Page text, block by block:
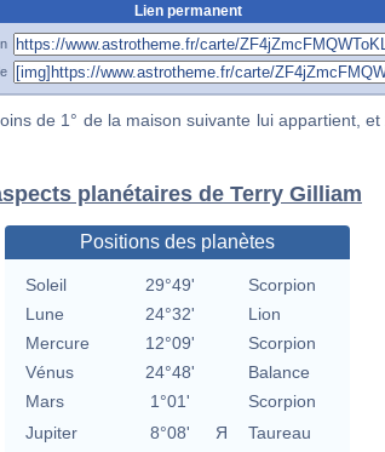
Lien permanent
de 1° de la maison suivante lui appartient, et
planétaires de Terry Gilliam
Positions des planètes
Soleil 29°49'
Scorpion
Lune
24°32'
Lion
Mercure
12°09'
Scorpion
Vénus
24°48'
Balance
Mars
1°01'
Scorpion
Jupiter
8°08' Я Taureau